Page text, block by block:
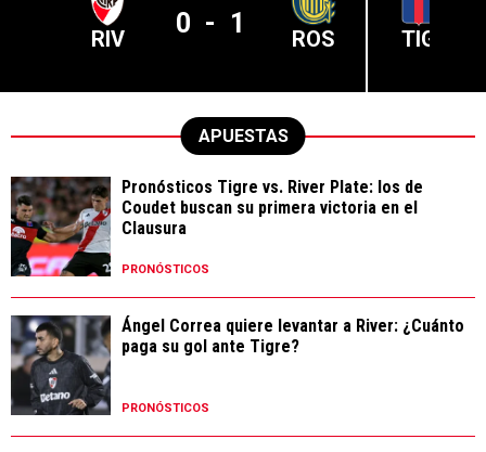
RIV 0 - 1 ROS TIG
APUESTAS
Pronósticos Tigre vs. River Plate: los de
Coudet buscan su primera victoria en el
Clausura
PRONÓSTICOS
Ángel Correa quiere levantar a River: ¿Cuánto
paga su gol ante Tigre?
PRONÓSTICOS